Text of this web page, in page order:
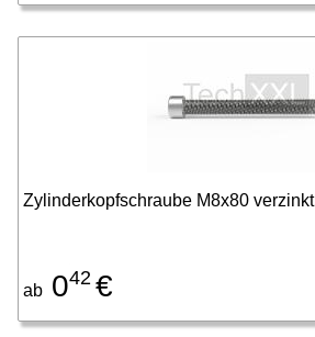
Zylinderkopfschraube M8x80 verzinkt
ab 042 €